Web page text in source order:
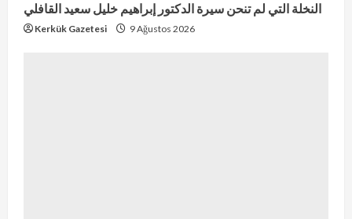
النخلة التي لم تنحن سيرة الدكتور إبراهيم خليل سعيد القافلي
Kerkük Gazetesi 9 Ağustos 2026